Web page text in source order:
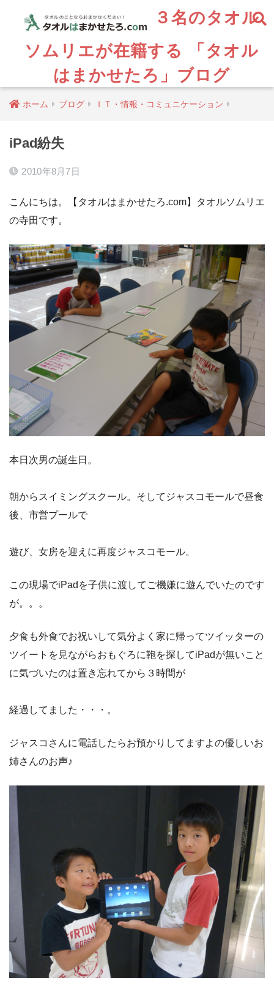
３名のタオル
ソムリエが在籍する 「タオル
はまかせたろ」ブログ
ホーム ブログ ＩＴ・情報・コミュニケーション
iPad紛失
2010年8月7日
こんにちは。【タオルはまかせたろ.com】タオルソムリエ
の寺田です。
本日次男の誕生日。
朝からスイミングスクール。そしてジャスコモールで昼食
後、市営プールで
遊び、女房を迎えに再度ジャスコモール。
この現場でiPadを子供に渡してご機嫌に遊んでいたのです
が。。。
夕食も外食でお祝いして気分よく家に帰ってツイッターの
ツイートを見ながらおもぐろに鞄を探してiPadが無いこと
に気づいたのは置き忘れてから３時間が
経過してました・・・。
ジャスコさんに電話したらお預かりしてますよの優しいお
姉さんのお声♪